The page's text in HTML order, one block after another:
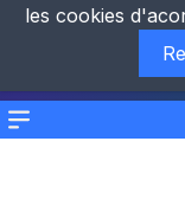
Menu
les cookies